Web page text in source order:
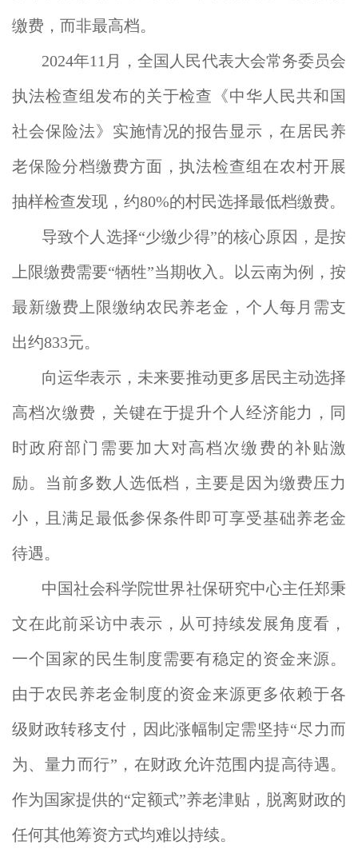
缴费，而非最高档。
2024年11月，全国人民代表大会常务委员会
执法检查组发布的关于检查《中华人民共和国
社会保险法》实施情况的报告显示，在居民养
老保险分档缴费方面，执法检查组在农村开展
抽样检查发现，约80%的村民选择最低档缴费。
导致个人选择“少缴少得”的核心原因，是按
上限缴费需要“牺牲”当期收入。以云南为例，按
最新缴费上限缴纳农民养老金，个人每月需支
出约833元。
向运华表示，未来要推动更多居民主动选择
高档次缴费，关键在于提升个人经济能力，同
时政府部门需要加大对高档次缴费的补贴激
励。当前多数人选低档，主要是因为缴费压力
小，且满足最低参保条件即可享受基础养老金
待遇。
中国社会科学院世界社保研究中心主任郑秉
文在此前采访中表示，从可持续发展角度看，
一个国家的民生制度需要有稳定的资金来源。
由于农民养老金制度的资金来源更多依赖于各
级财政转移支付，因此涨幅制定需坚持“尽力而
为、量力而行”，在财政允许范围内提高待遇。
作为国家提供的“定额式”养老津贴，脱离财政的
任何其他筹资方式均难以持续。